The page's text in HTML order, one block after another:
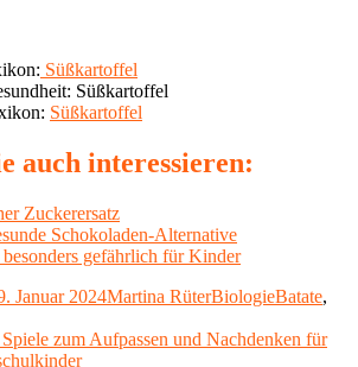
Süßkartoffel
Süßkartoffel
Süßkartoffel
auch interessieren:
Zuckerersatz
Schokoladen-Alternative
gefährlich für Kinder
Januar 2024Autor
Martina RüterKategorien
BiologieBatate,
zum Aufpassen und Nachdenken für